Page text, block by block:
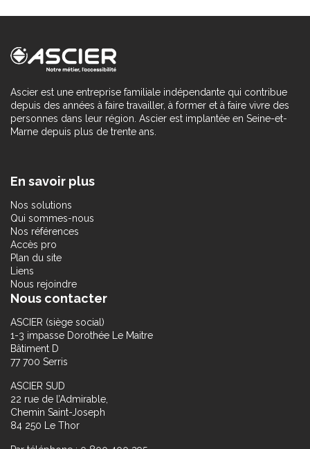
Ascier est une entreprise familiale indépendante qui contribue
depuis des années à faire travailler, à former et à faire vivre des
personnes dans leur région. Ascier est implantée en Seine-et-
Marne depuis plus de trente ans.
En savoir plus
Nos solutions
Qui sommes-nous
Nos références
Accès pro
Plan du site
Liens
Nous rejoindre
Nous contacter
ASCIER (siège social)
1-3 impasse Dorothée Le Maitre
Bâtiment D
77 700 Serris
ASCIER SUD
22 rue de l’Admirable,
Chemin Saint-Joseph
84 250 Le Thor